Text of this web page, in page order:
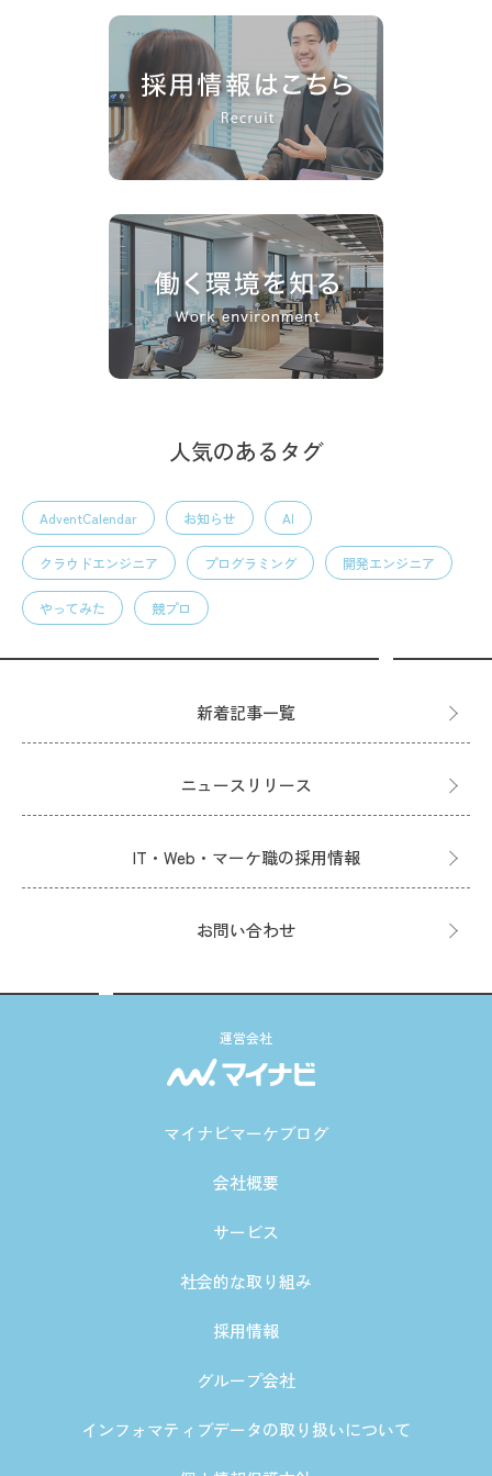
人気のあるタグ
AdventCalendar お知らせ AI
クラウドエンジニア プログラミング 開発エンジニア
やってみた 競プロ
新着記事一覧
ニュースリリース
IT・Web・マーケ職の採用情報
お問い合わせ
運営会社
マイナビマーケブログ
会社概要
サービス
社会的な取り組み
採用情報
グループ会社
インフォマティブデータの取り扱いについて